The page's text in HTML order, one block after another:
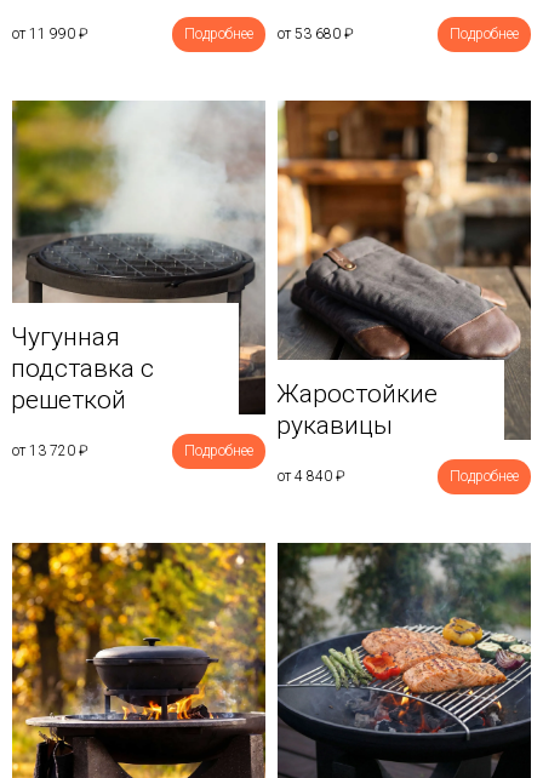
от 11 990 ₽ Подробнее от 53 680 ₽ Подробнее
Чугунная
подставка с
решеткой
от 13 720 ₽ Подробнее
Жаростойкие
рукавицы
от 4 840 ₽ Подробнее